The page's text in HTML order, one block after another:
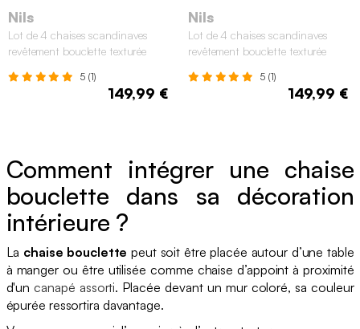
Nils
Lot de 4 chaises scandinaves
revêtement bouclette texturée
5 (1)
149,99 €
Nils
Lot de 4 chaises scandinaves
revêtement bouclette texturée
5 (1)
149,99 €
Comment intégrer une chaise
bouclette dans sa décoration
intérieure ?
La chaise bouclette peut soit être placée autour d’une table
à manger ou être utilisée comme chaise d’appoint à proximité
d'uncanapé assorti. Placée devant un mur coloré, sa couleur
épurée ressortira davantage.